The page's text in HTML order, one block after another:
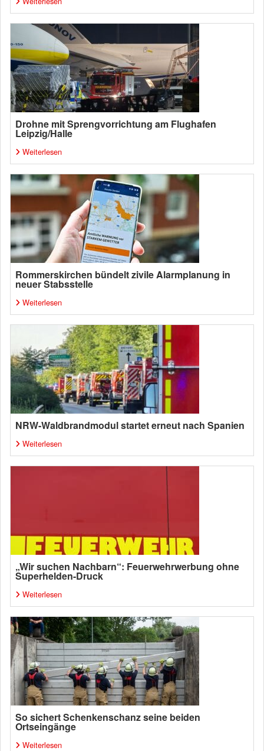
Drohne mit Sprengvorrichtung am Flughafen
Leipzig/Halle
Weiterlesen
Rommerskirchen bündelt zivile Alarmplanung in
neuer Stabsstelle
Weiterlesen
NRW-Waldbrandmodul startet erneut nach Spanien
Weiterlesen
„Wir suchen Nachbarn“: Feuerwehrwerbung ohne
Superhelden-Druck
Weiterlesen
So sichert Schenkenschanz seine beiden
Ortseingänge
Weiterlesen